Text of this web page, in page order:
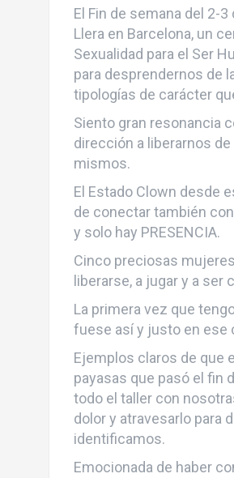
El Fin de semana del 2-
Llera en Barcelona, un
Sexualidad para el Ser
para desprendernos de
tipologías de carácter
Siento gran resonancia
dirección a liberarnos
mismos.
El Estado Clown desde
de conectar también con
y solo hay PRESENCIA.
Cinco preciosas
liberarse, a jugar y a
La primera vez que
fuese así y justo en ese
Ejemplos claros de que
payasas que pasó el fin
todo el taller con
dolor y atravesarlo para
identificamos.
Emocionada de haber